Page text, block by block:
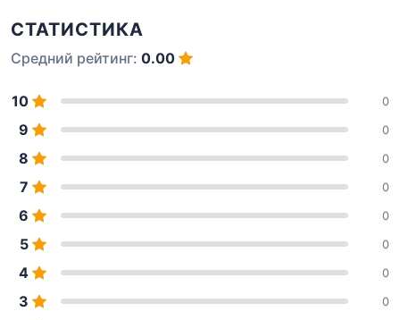
СТАТИСТИКА
Средний рейтинг: 0.00
10 0
9 0
8 0
7 0
6 0
5 0
4 0
3 0